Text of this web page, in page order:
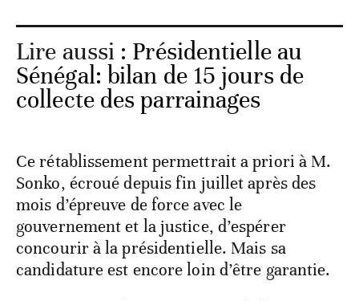
Lire aussi : Présidentielle au
Sénégal: bilan de 15 jours de
collecte des parrainages
Ce rétablissement permettrait a priori à M.
Sonko, écroué depuis fin juillet après des
mois d’épreuve de force avec le
gouvernement et la justice, d’espérer
concourir à la présidentielle. Mais sa
candidature est encore loin d’être garantie.